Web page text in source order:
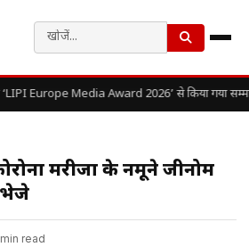
‘LIPI Europe Media Award 2026’ से किया गया
मरीजों के नमूने जीनोम
भेजे
min read